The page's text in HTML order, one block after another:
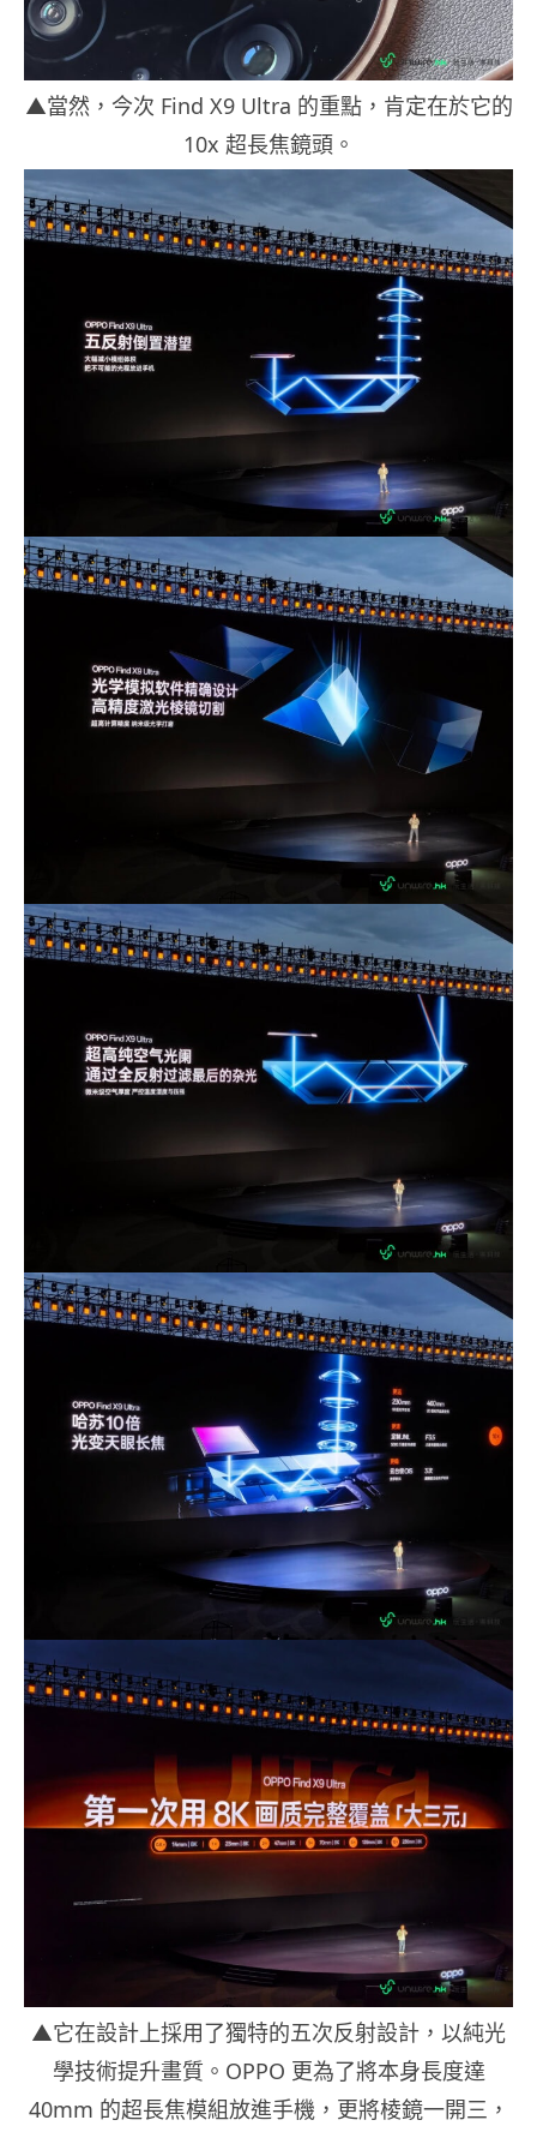
▲當然，今次 Find X9 Ultra 的重點，肯定在於它的
10x 超長焦鏡頭。
▲它在設計上採用了獨特的五次反射設計，以純光
學技術提升畫質。OPPO 更為了將本身長度達
40mm 的超長焦模組放進手機，更將棱鏡一開三，